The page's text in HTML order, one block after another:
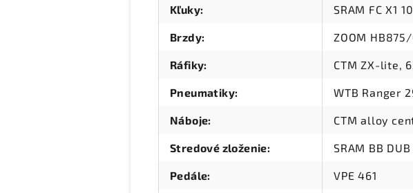
Kľuky: SRAM FC X1
Brzdy: ZOOM HB875/
Ráfiky: CTM ZX-lite,
Pneumatiky: WTB Ranger
Náboje: CTM alloy
Stredové zloženie: SRAM BB
Pedále: VPE 461